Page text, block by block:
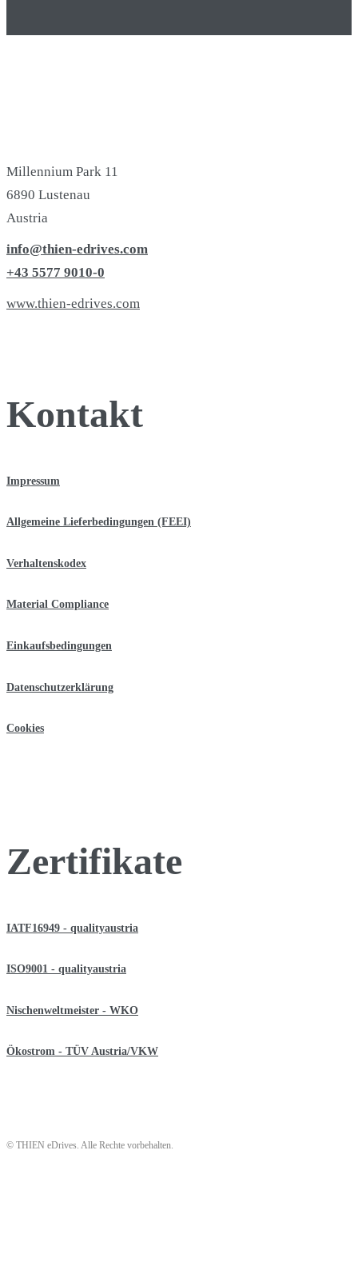
Millennium Park 11
6890 Lustenau
Austria
info@thien-edrives.com
+43 5577 9010-0
www.thien-edrives.com
Kontakt
Impressum
Allgemeine Lieferbedingungen (FEEI)
Verhaltenskodex
Material Compliance
Einkaufsbedingungen
Datenschutzerklärung
Cookies
Zertifikate
IATF16949 - qualityaustria
ISO9001 - qualityaustria
Nischenweltmeister - WKO
Ökostrom - TÜV Austria/VKW
© THIEN eDrives. Alle Rechte vorbehalten.